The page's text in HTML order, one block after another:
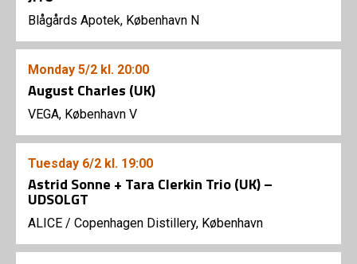
Blågårds Apotek, København N
Monday 5/2 kl. 20:00
August Charles (UK)
VEGA, København V
Tuesday 6/2 kl. 19:00
Astrid Sonne + Tara Clerkin Trio (UK) –
UDSOLGT
ALICE / Copenhagen Distillery, København